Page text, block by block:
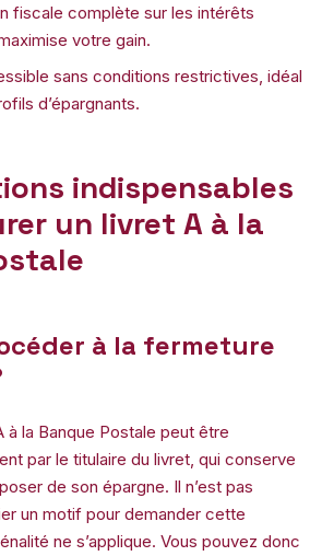
fiscale complète sur les intérêts
votre gain.
sans conditions restrictives, idéal
d’épargnants.
indispensables
un livret A à la
à la fermeture
à la Banque Postale peut être
par le titulaire du livret, qui conserve
de son épargne. Il n’est pas
un motif pour demander cette
ne s’applique. Vous pouvez donc